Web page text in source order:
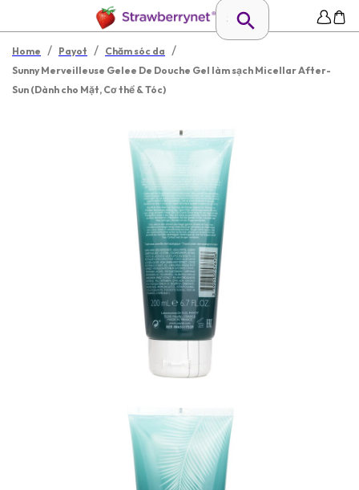
Home / Payot / Chăm sóc da /
Sunny Merveilleuse Gelee De Douche Gel làm sạch Micellar After-
Sun (Dành cho Mặt, Cơ thể & Tóc)